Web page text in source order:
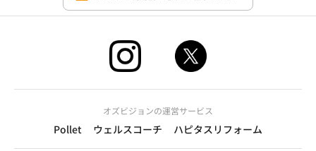
オズビジョンの運営サービス
Pollet ウェルスコーチ ハピタスリフォーム